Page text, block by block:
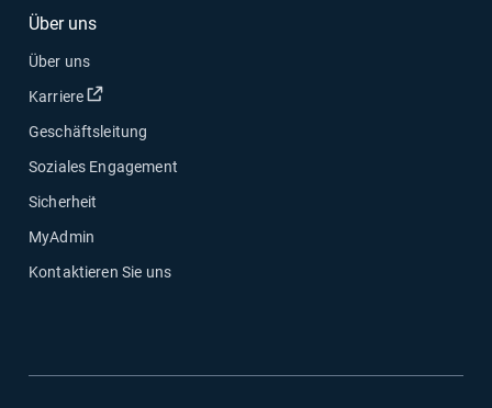
Über uns
Über uns
Karriere
In neuem Fenster öffnen
Geschäftsleitung
Soziales Engagement
Sicherheit
MyAdmin
Kontaktieren Sie uns